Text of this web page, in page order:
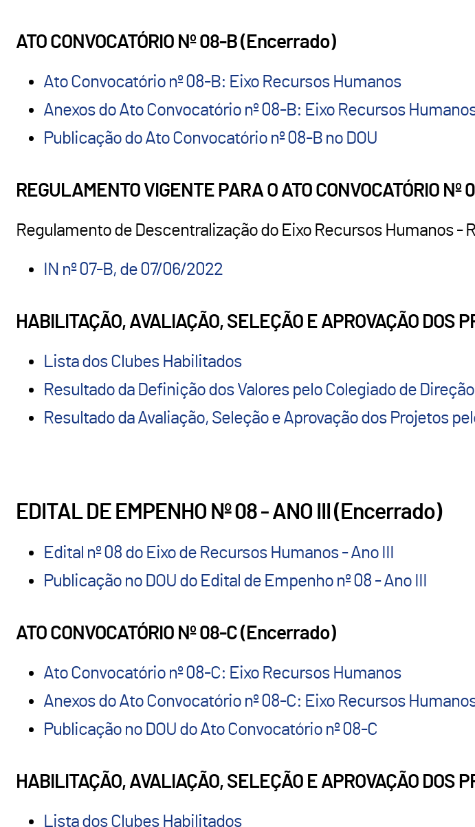
ATO CONVOCATÓRIO Nº 08-B (Encerrado)
Ato Convocatório nº 08-B: Eixo Recursos Humanos
Anexos do Ato Convocatório nº 08-B: Eixo Recursos
Publicação do Ato Convocatório nº 08-B no DOU
REGULAMENTO VIGENTE PARA O ATO CONVOCATÓRIO Nº
Regulamento de Descentralização do Eixo Recursos Humanos -
IN nº 07-B, de 07/06/2022
HABILITAÇÃO, AVALIAÇÃO, SELEÇÃO E APROVAÇÃO DOS
Lista dos Clubes Habilitados
Resultado da Definição dos Valores pelo Colegiado de
Resultado da Avaliação, Seleção e Aprovação dos Projetos
EDITAL DE EMPENHO Nº 08 - ANO III (Encerrado)
Edital nº 08 do Eixo de Recursos Humanos - Ano III
Publicação no DOU do Edital de Empenho nº 08 - Ano III
ATO CONVOCATÓRIO Nº 08-C (Encerrado)
Ato Convocatório nº 08-C: Eixo Recursos Humanos
Anexos do Ato Convocatório nº 08-C: Eixo Recursos
Publicação no DOU do Ato Convocatório nº 08-C
HABILITAÇÃO, AVALIAÇÃO, SELEÇÃO E APROVAÇÃO DOS
Lista dos Clubes Habilitados